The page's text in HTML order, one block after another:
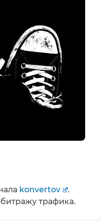
konvertov
.
трафика.